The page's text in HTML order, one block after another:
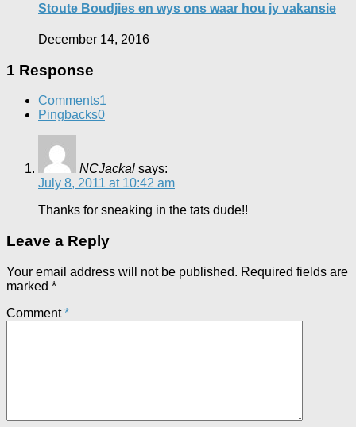
Stoute Boudjies en wys ons waar hou jy vakansie
December 14, 2016
1 Response
Comments1
Pingbacks0
NCJackal says:
July 8, 2011 at 10:42 am
Thanks for sneaking in the tats dude!!
Leave a Reply
Your email address will not be published. Required fields are
marked *
Comment*